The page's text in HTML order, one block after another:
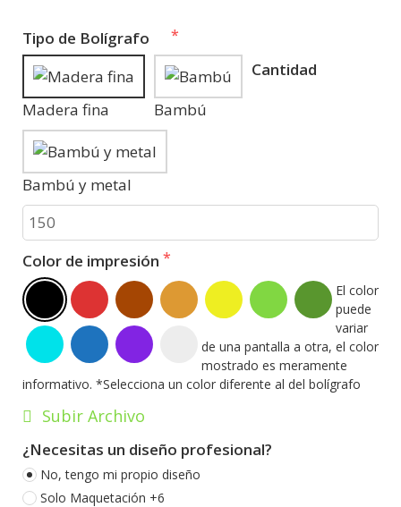
Tipo de Bolígrafo
Madera fina Bambú
Bambú y metal
Cantidad
Color de impresión
El color
puede
variar
de una pantalla a otra, el color
mostrado es meramente
informativo. *Selecciona un color diferente al del bolígrafo
Subir Archivo
¿Necesitas un diseño profesional?
No, tengo mi propio diseño
Solo Maquetación +6